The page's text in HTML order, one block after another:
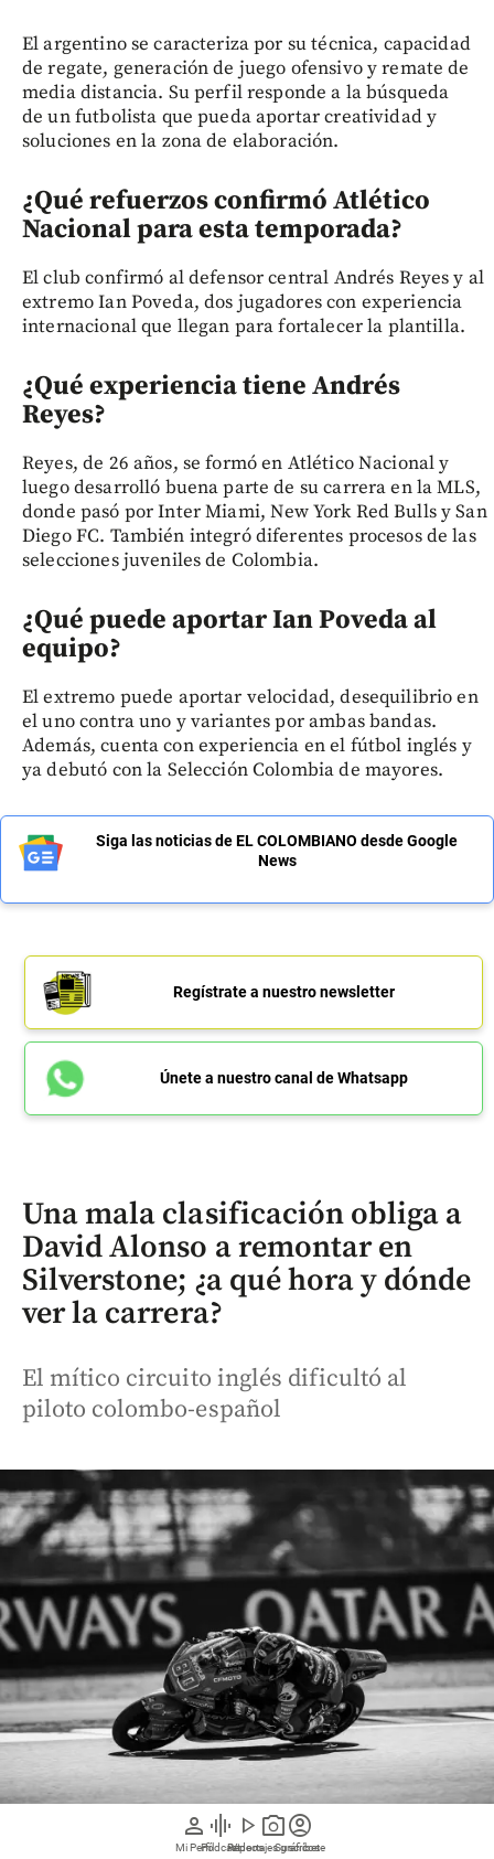
person
Mi Perfil
graphic_eq
Pódcast
play_arrow
Videos
photo_camera
Reportajes gráficos
account_circle
Suscríbete
El argentino se caracteriza por su técnica, capacidad
de regate, generación de juego ofensivo y remate de
media distancia. Su perfil responde a la búsqueda
de un futbolista que pueda aportar creatividad y
soluciones en la zona de elaboración.
¿Qué refuerzos confirmó Atlético
Nacional para esta temporada?
El club confirmó al defensor central Andrés Reyes y al
extremo Ian Poveda, dos jugadores con experiencia
internacional que llegan para fortalecer la plantilla.
¿Qué experiencia tiene Andrés
Reyes?
Reyes, de 26 años, se formó en Atlético Nacional y
luego desarrolló buena parte de su carrera en la MLS,
donde pasó por Inter Miami, New York Red Bulls y San
Diego FC. También integró diferentes procesos de las
selecciones juveniles de Colombia.
¿Qué puede aportar Ian Poveda al
equipo?
El extremo puede aportar velocidad, desequilibrio en
el uno contra uno y variantes por ambas bandas.
Además, cuenta con experiencia en el fútbol inglés y
ya debutó con la Selección Colombia de mayores.
Siga las noticias de EL COLOMBIANO desde Google
News
Regístrate a nuestro newsletter
Únete a nuestro canal de Whatsapp
Una mala clasificación obliga a
David Alonso a remontar en
Silverstone; ¿a qué hora y dónde
ver la carrera?
El mítico circuito inglés dificultó al
piloto colombo-español